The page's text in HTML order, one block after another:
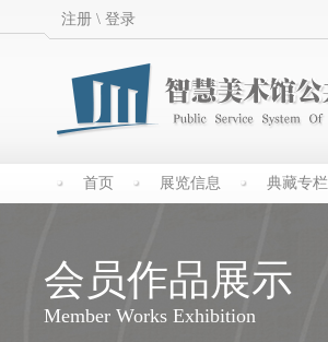
注册 \ 登录
首页 展览信息 典藏专栏
会员作品展示
Member Works Exhibition